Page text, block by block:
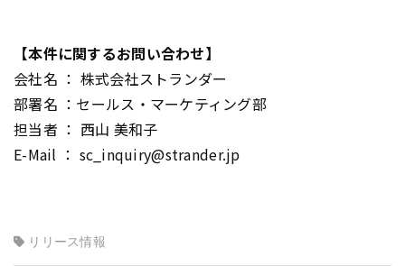
【本件に関するお問い合わせ】
会社名 ： 株式会社ストランダー
部署名 ：セールス・マーケティング部
担当者 ： 西山 美和子
E-Mail ： sc_inquiry@strander.jp
リリース情報